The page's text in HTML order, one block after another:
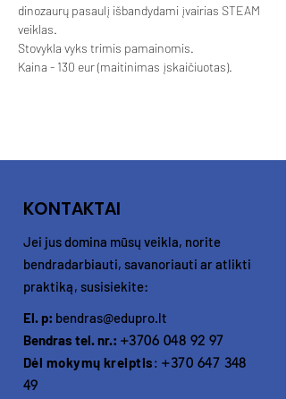
dinozaurų pasaulį išbandydami įvairias STEAM
veiklas.
Stovykla vyks trimis pamainomis.
Kaina - 130 eur (maitinimas įskaičiuotas).
KONTAKTAI
Jei jus domina mūsų veikla, norite
bendradarbiauti, savanoriauti ar atlikti
praktiką, susisiekite:
El. p: bendras@edupro.lt
Bendras tel. nr.: +3706 048 92 97
Dėl mokymų kreiptis: +370 647 348
49